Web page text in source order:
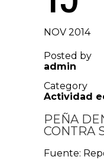
NOV 2014
Posted by
admin
Category
Actividad
PEÑA
CONTRA
Fuente: